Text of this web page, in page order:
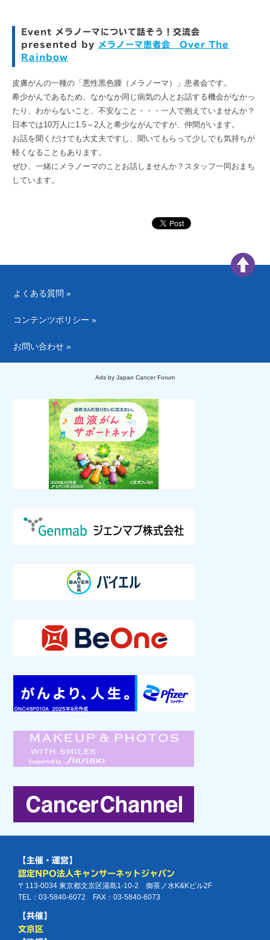
Event メラノーマについて話そう！交流会
presented by メラノーマ患者会 Over The
Rainbow
皮膚がんの一種の「悪性黒色腫（メラノーマ）」患者会です。
希少がんであるため、なかなか同じ病気の人とお話する機会がなかっ
たり、わからないこと、不安なこと・・・一人で抱えていませんか？
日本では10万人に1.5～2人と希少ながんですが、仲間がいます。
お話を聞くだけでも大丈夫ですし、聞いてもらって少しでも気持ちが
軽くなることもあります。
ぜひ、一緒にメラノーマのことお話しませんか？スタッフ一同おまち
しています。
よくある質問 »
コンテンツポリシー »
お問い合わせ »
Ads by Japan Cancer Forum
【主催・運営】
認定NPO法人キャンサーネットジャパン
〒113-0034 東京都文京区湯島1-10-2 御茶ノ水K&Kビル2F
TEL：03-5840-6072 FAX：03-5840-6073
【共催】
文京区